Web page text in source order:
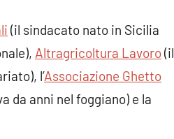
(il sindacato nato in Sicilia
Altragricoltura Lavoro (il
l’Associazione Ghetto
da anni nel foggiano) e la